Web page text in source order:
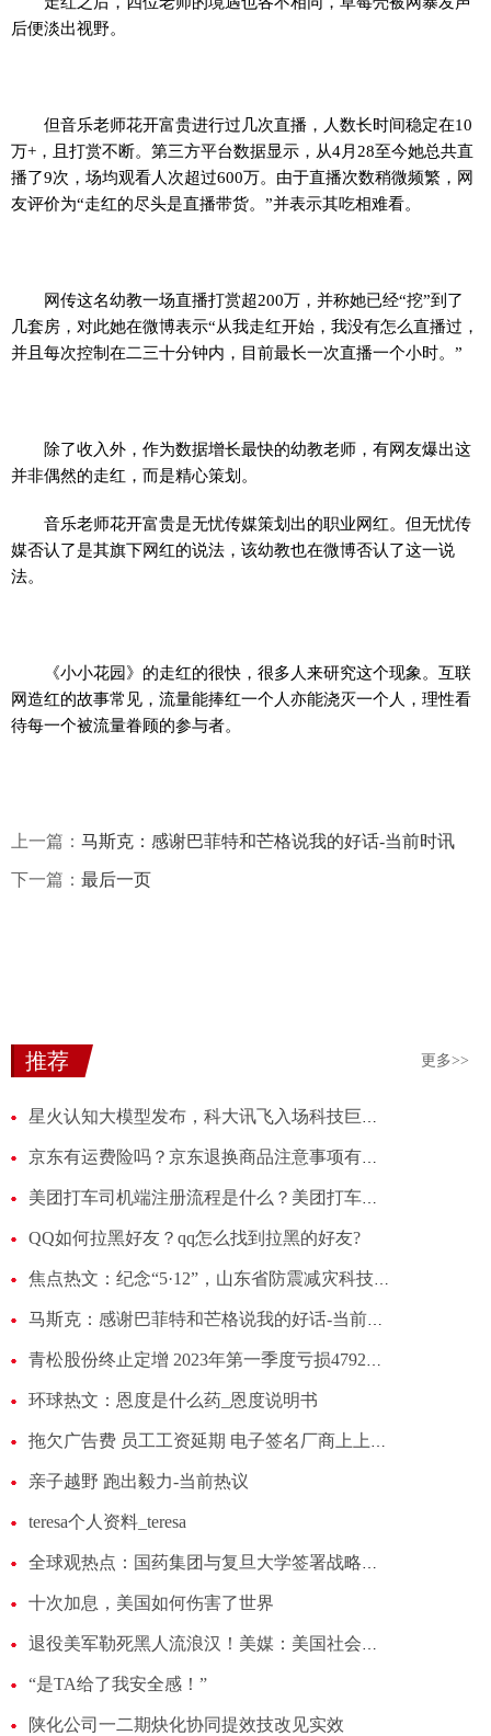
后便淡出视野。
但音乐老师花开富贵进行过几次直播，人数长时间稳定在10
万+，且打赏不断。第三方平台数据显示，从4月28至今她总共直
播了9次，场均观看人次超过600万。由于直播次数稍微频繁，网
友评价为“走红的尽头是直播带货。”并表示其吃相难看。
网传这名幼教一场直播打赏超200万，并称她已经“挖”到了
几套房，对此她在微博表示“从我走红开始，我没有怎么直播过，
并且每次控制在二三十分钟内，目前最长一次直播一个小时。”
除了收入外，作为数据增长最快的幼教老师，有网友爆出这
并非偶然的走红，而是精心策划。
音乐老师花开富贵是无忧传媒策划出的职业网红。但无忧传
媒否认了是其旗下网红的说法，该幼教也在微博否认了这一说
法。
《小小花园》的走红的很快，很多人来研究这个现象。互联
网造红的故事常见，流量能捧红一个人亦能浇灭一个人，理性看
待每一个被流量眷顾的参与者。
上一篇： 马斯克：感谢巴菲特和芒格说我的好话-当前时讯
下一篇： 最后一页
推荐 更多>>
星火认知大模型发布，科大讯飞入场科技巨头AI大战？
京东有运费险吗？京东退换商品注意事项有哪些？
美团打车司机端注册流程是什么？美团打车需要什么条件可以加入？
QQ如何拉黑好友？qq怎么找到拉黑的好友?
焦点热文：纪念“5·12”，山东省防震减灾科技园举办开放日活动
马斯克：感谢巴菲特和芒格说我的好话-当前时讯
青松股份终止定增 2023年第一季度亏损4792万元
环球热文：恩度是什么药_恩度说明书
拖欠广告费 员工工资延期 电子签名厂商上上签掉队的原因 世界微速讯
亲子越野 跑出毅力-当前热议
teresa个人资料_teresa
全球观热点：国药集团与复旦大学签署战略合作框架协议
十次加息，美国如何伤害了世界
退役美军勒死黑人流浪汉！美媒：美国社会对黑人的暴力刻板印象根深蒂固 每日热点
“是TA给了我安全感！”
陕化公司一二期炔化协同提效技改见实效